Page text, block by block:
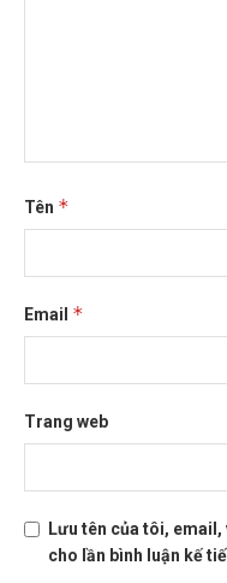
Tên *
Email *
Trang web
Lưu tên của tôi,
cho lần bình luận kế